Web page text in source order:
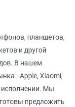
планшетов,
и другой
В нашем
- Apple, Xiaomi,
исполнении. Мы
предложить